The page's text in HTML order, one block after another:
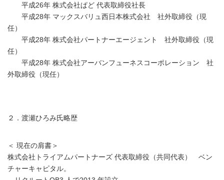
平成26年 株式会社ぱど 代表取締役社長
平成28年 マックスバリュ西日本株式会社 社外取締役（現
任）
平成28年 株式会社パートナーエージェント 社外取締役（現
任）
平成28年 株式会社アーバンフューネスコーポレーション 社
外取締役（現任）
２．渡瀬ひろみ氏略歴
＜ 現在の肩書＞
株式会社トライアムパートナーズ 代表取締役（共同代表） ベン
チャーキャピタル。